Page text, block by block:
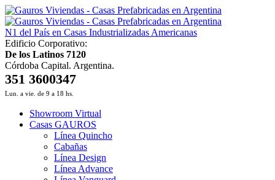
N1 del País en Casas Industrializadas Americanas
Edificio Corporativo:
De los Latinos 7120
Córdoba Capital. Argentina.
351 3600347
Lun. a vie. de 9 a 18 hs.
Showroom Virtual
Casas GAUROS
Línea Quincho
Cabañas
Línea Design
Línea Advance